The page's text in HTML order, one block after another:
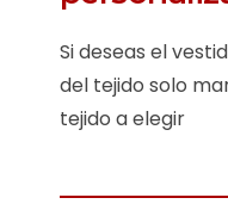
Si deseas el
del tejido solo
tejido a elegir